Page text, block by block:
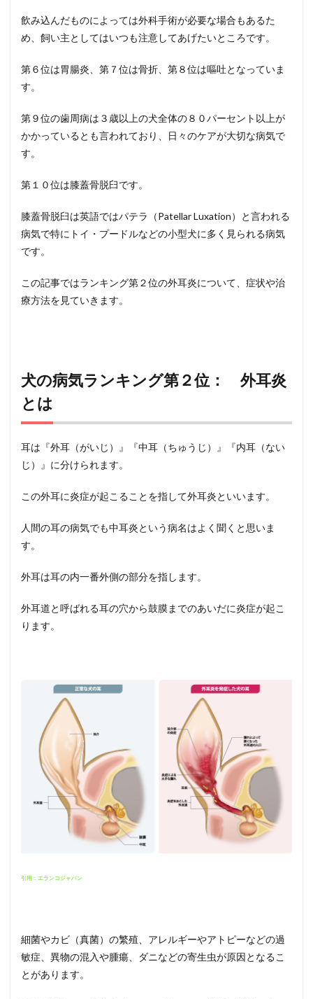
法・
予防
法と
費用
まと
飲み込んだものによっては外科手術が必要な場合もあるた
め、飼い主としてはいつも注意してあげたいところです。
第６位は胃腸炎、第７位は骨折、第８位は嘔吐となっていま
す。
第９位の歯周病は３歳以上の犬全体の８０パーセント以上が
かかっているとも言われており、日々のケアが大切な病気で
す。
第１０位は膝蓋骨脱臼です。
膝蓋骨脱臼は英語ではパテラ（Patellar Luxation）と言われる
病気で特にトイ・プードルなどの小型犬に多く見られる病気
です。
この記事ではランキング第２位の外耳炎について、症状や治
療方法を見ていきます。
犬の病気ランキング第２位： 外耳炎
とは
耳は『外耳（がいじ）』『中耳（ちゅうじ）』『内耳（ない
じ）』に分けられます。
この外耳に炎症が起こることを指して外耳炎といいます。
人間の耳の病気でも中耳炎という病名はよく聞くと思いま
す。
外耳は耳の内一番外側の部分を指します。
外耳道と呼ばれる耳の穴から鼓膜までのあいだに炎症が起こ
ります。
引用：エランコジャパン
細菌やカビ（真菌）の繁殖、アレルギーやアトピーなどの過
敏症、異物の混入や腫瘍、ダニなどの寄生虫が原因となるこ
とがあります。